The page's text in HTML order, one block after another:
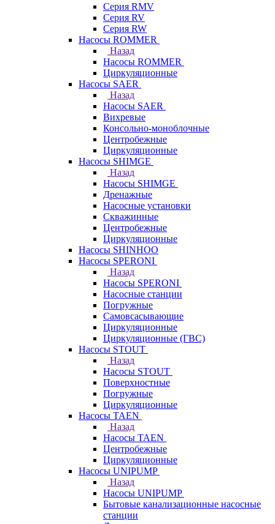
Серия RMV
Серия RV
Серия RW
Насосы ROMMER
Назад
Насосы ROMMER
Циркуляционные
Насосы SAER
Назад
Насосы SAER
Вихревые
Консольно-моноблочные
Центробежные
Циркуляционные
Насосы SHIMGE
Назад
Насосы SHIMGE
Дренажные
Насосные установки
Скважинные
Центробежные
Циркуляционные
Насосы SHINHOO
Насосы SPERONI
Назад
Насосы SPERONI
Насосные станции
Погружные
Самовсасывающие
Циркуляционные
Циркуляционные (ГВС)
Насосы STOUT
Назад
Насосы STOUT
Поверхностные
Погружные
Циркуляционные
Насосы TAEN
Назад
Насосы TAEN
Центробежные
Циркуляционные
Насосы UNIPUMP
Назад
Насосы UNIPUMP
Бытовые канализационные насосные
станции